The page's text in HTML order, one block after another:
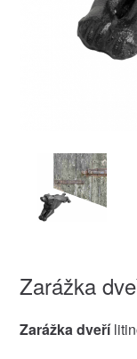
Zarážka
Zarážka dveří